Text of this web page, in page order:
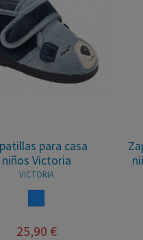
para casa
niños Victoria
VICTORIA
25,90 €